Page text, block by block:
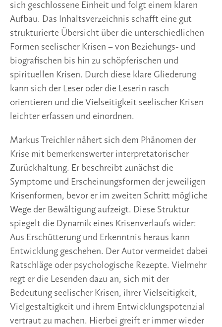
sich geschlossene Einheit und folgt einem klaren
Aufbau. Das Inhaltsverzeichnis schafft eine gut
strukturierte Übersicht über die unterschiedlichen
Formen seelischer Krisen – von Beziehungs- und
biografischen bis hin zu schöpferischen und
spirituellen Krisen. Durch diese klare Gliederung
kann sich der Leser oder die Leserin rasch
orientieren und die Vielseitigkeit seelischer Krisen
leichter erfassen und einordnen.
Markus Treichler nähert sich dem Phänomen der
Krise mit bemerkenswerter interpretatorischer
Zurückhaltung. Er beschreibt zunächst die
Symptome und Erscheinungsformen der jeweiligen
Krisenformen, bevor er im zweiten Schritt mögliche
Wege der Bewältigung aufzeigt. Diese Struktur
spiegelt die Dynamik eines Krisenverlaufs wider:
Aus Erschütterung und Erkenntnis heraus kann
Entwicklung geschehen. Der Autor vermeidet dabei
Ratschläge oder psychologische Rezepte. Vielmehr
regt er die Lesenden dazu an, sich mit der
Bedeutung seelischer Krisen, ihrer Vielseitigkeit,
Vielgestaltigkeit und ihrem Entwicklungspotenzial
vertraut zu machen. Hierbei greift er immer wieder